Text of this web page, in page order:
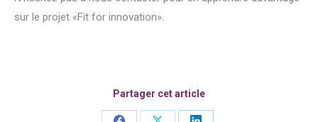
sur le projet «Fit for innovation».
Partager cet article